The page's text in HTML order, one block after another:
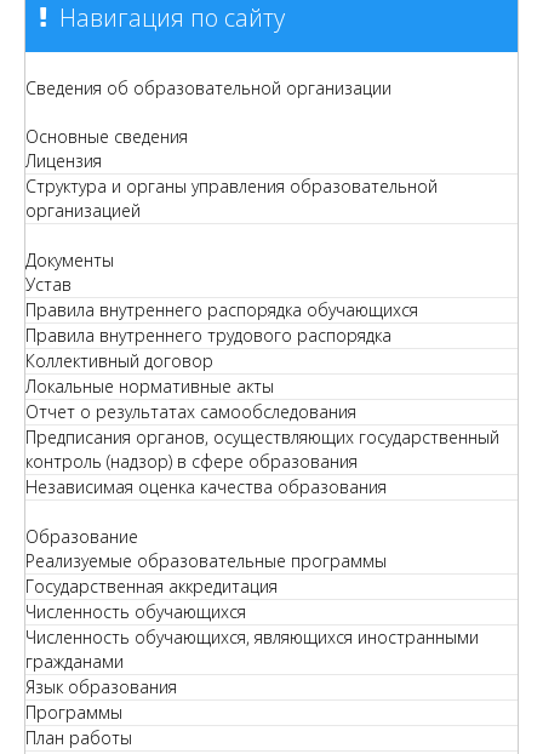
Навигация по сайту
Сведения об образовательной организации
Основные сведения
Лицензия
Структура и органы управления образовательной
организацией
Документы
Устав
Правила внутреннего распорядка обучающихся
Правила внутреннего трудового распорядка
Коллективный договор
Локальные нормативные акты
Отчет о результатах самообследования
Предписания органов, осуществляющих государственный
контроль (надзор) в сфере образования
Независимая оценка качества образования
Образование
Реализуемые образовательные программы
Государственная аккредитация
Численность обучающихся
Численность обучающихся, являющихся иностранными
гражданами
Язык образования
Программы
План работы